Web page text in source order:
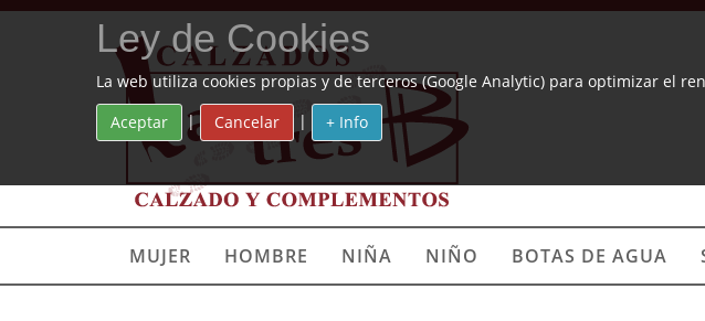
MUJER HOMBRE NIÑA NIÑO BOTAS DE AGUA
Ley de Cookies
La web utiliza cookies propias y de terceros (Google Analytic) para optimizar el
Aceptar
| Cancelar | + Info